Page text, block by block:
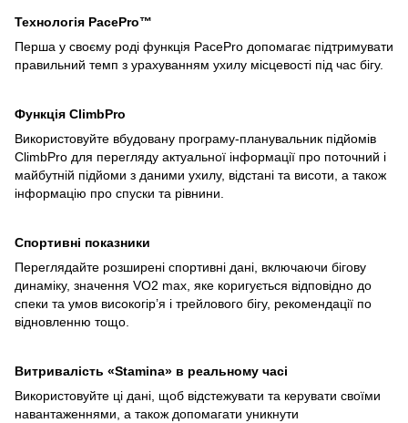
Технологія PacePro™
Перша у своєму роді функція PacePro допомагає підтримувати
правильний темп з урахуванням ухилу місцевості під час бігу.
Функція ClimbPro
Використовуйте вбудовану програму-планувальник підйомів
ClimbPro для перегляду актуальної інформації про поточний і
майбутній підйоми з даними ухилу, відстані та висоти, а також
інформацію про спуски та рівнини.
Спортивні показники
Переглядайте розширені спортивні дані, включаючи бігову
динаміку, значення VO2 max, яке коригується відповідно до
спеки та умов високогір’я і трейлового бігу, рекомендації по
відновленню тощо.
Витривалість «Stamina» в реальному часі
Використовуйте ці дані, щоб відстежувати та керувати своїми
навантаженнями, а також допомагати уникнути